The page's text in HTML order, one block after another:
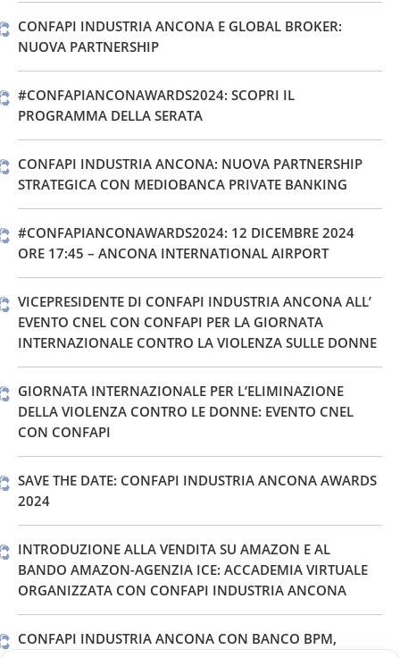
CONFAPI INDUSTRIA ANCONA E GLOBAL BROKER:
NUOVA PARTNERSHIP
#CONFAPIANCONAWARDS2024: SCOPRI IL
PROGRAMMA DELLA SERATA
CONFAPI INDUSTRIA ANCONA: NUOVA PARTNERSHIP
STRATEGICA CON MEDIOBANCA PRIVATE BANKING
#CONFAPIANCONAWARDS2024: 12 DICEMBRE 2024
ORE 17:45 – ANCONA INTERNATIONAL AIRPORT
VICEPRESIDENTE DI CONFAPI INDUSTRIA ANCONA ALL’
EVENTO CNEL CON CONFAPI PER LA GIORNATA
INTERNAZIONALE CONTRO LA VIOLENZA SULLE DONNE
GIORNATA INTERNAZIONALE PER L’ELIMINAZIONE
DELLA VIOLENZA CONTRO LE DONNE: EVENTO CNEL
CON CONFAPI
SAVE THE DATE: CONFAPI INDUSTRIA ANCONA AWARDS
2024
INTRODUZIONE ALLA VENDITA SU AMAZON E AL
BANDO AMAZON-AGENZIA ICE: ACCADEMIA VIRTUALE
ORGANIZZATA CON CONFAPI INDUSTRIA ANCONA
CONFAPI INDUSTRIA ANCONA CON BANCO BPM,